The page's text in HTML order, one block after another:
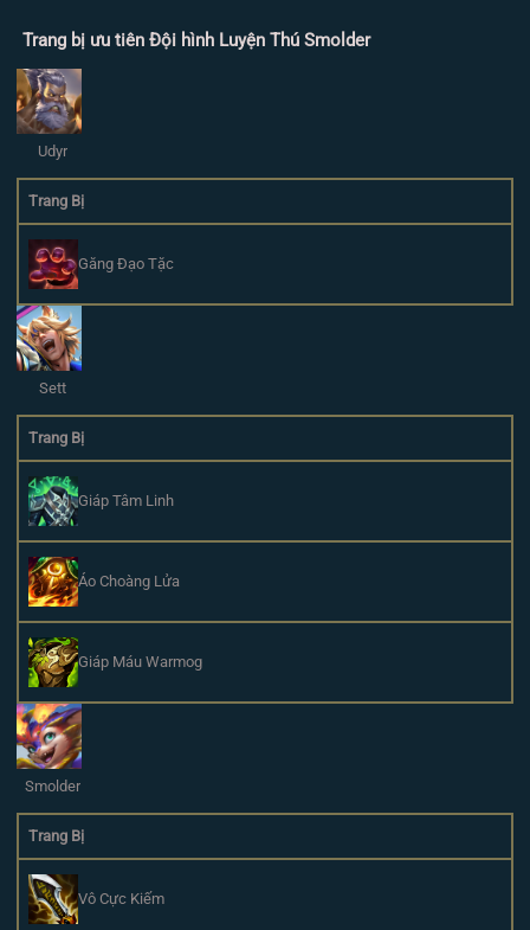
Trang bị ưu tiên Đội hình Luyện Thú Smolder
Udyr
Trang Bị
Găng Đạo Tặc
Sett
Trang Bị
Giáp Tâm Linh
Áo Choàng Lửa
Giáp Máu Warmog
Smolder
Trang Bị
Vô Cực Kiếm